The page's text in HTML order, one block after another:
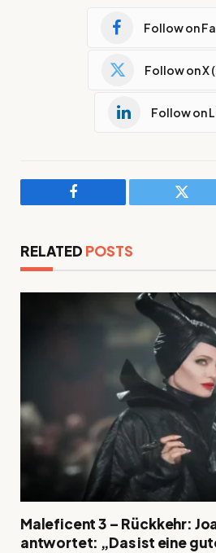
Follow on
Follow on X
Follow on
Facebook
RELATED POSTS
Maleficent 3 – Rückkehr:
antwortet: „Das ist eine